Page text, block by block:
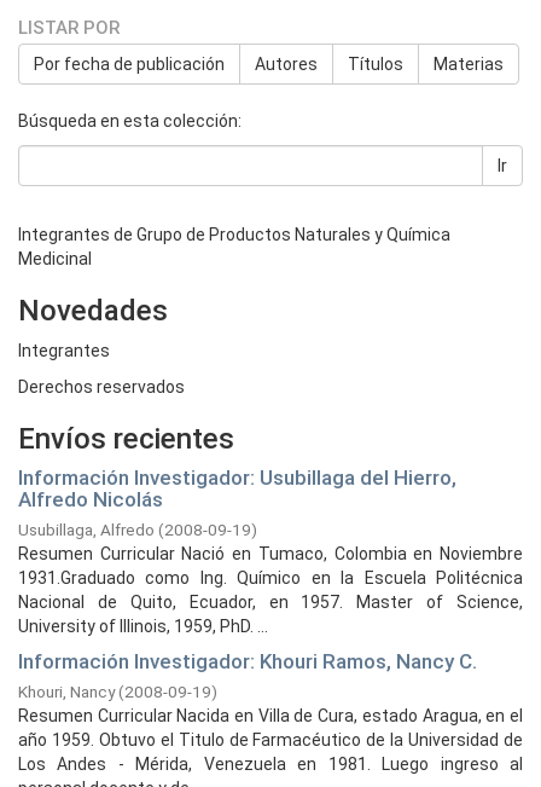
LISTAR POR
Por fecha de publicación Autores Títulos Materias
Búsqueda en esta colección:
Ir
Integrantes de Grupo de Productos Naturales y Química
Medicinal
Novedades
Integrantes
Derechos reservados
Envíos recientes
Información Investigador: Usubillaga del Hierro,
Alfredo Nicolás
Usubillaga, Alfredo (2008-09-19)
Resumen Curricular Nació en Tumaco, Colombia en Noviembre
1931.Graduado como Ing. Químico en la Escuela Politécnica
Nacional de Quito, Ecuador, en 1957. Master of Science,
University of Illinois, 1959, PhD. ...
Información Investigador: Khouri Ramos, Nancy C.
Khouri, Nancy(2008-09-19)
Resumen Curricular Nacida en Villa de Cura, estado Aragua, en el
año 1959. Obtuvo el Titulo de Farmacéutico de la Universidad de
Los Andes - Mérida, Venezuela en 1981. Luego ingreso al